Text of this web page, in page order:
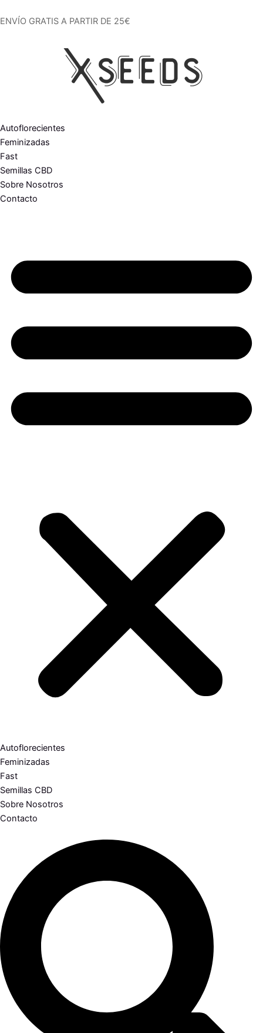
al
ENVÍO GRATIS A PARTIR DE 25€
Autoflorecientes
Feminizadas
Fast
Semillas CBD
Sobre Nosotros
Contacto
Autoflorecientes
Feminizadas
Fast
Semillas CBD
Sobre Nosotros
Contacto